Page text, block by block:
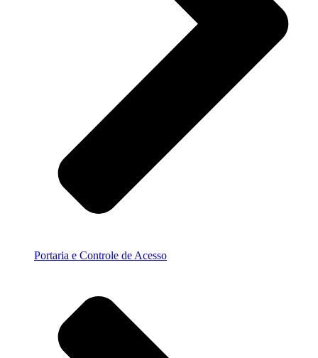
Portaria e Controle de Acesso